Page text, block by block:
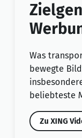
Was
bewegte
beliebteste
Zu XING